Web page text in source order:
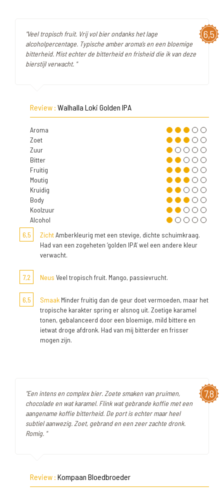
6,5
"Veel tropisch fruit. Vrij vol bier ondanks het lage
alcoholpercentage. Typische amber aroma’s en een bloemige
bitterheid. Mist echter de bitterheid en frisheid die ik van deze
bierstijl verwacht. "
Review : Walhalla Loki Golden IPA
Aroma
Zoet
Zuur
Bitter
Fruitig
Moutig
Kruidig
Body
Koolzuur
Alcohol
6,5
ZichtAmberkleurig met een stevige, dichte schuimkraag.
Had van een zogeheten ‘golden IPA’ wel een andere kleur
verwacht.
7,2 Neus Veel tropisch fruit. Mango, passievrucht.
6,5 Smaak Minder fruitig dan de geur doet vermoeden, maar het
tropische karakter spring er alsnog uit. Zoetige karamel
tonen, gebalanceerd door een bloemige, mild bittere en
ietwat droge afdronk. Had van mij bitterder en frisser
mogen zijn.
7,8
"Een intens en complex bier. Zoete smaken van pruimen,
chocolade en wat karamel. Flink wat gebrande koffie met een
aangename koffie bitterheid. De port is echter maar heel
subtiel aanwezig. Zoet, gebrand en een zeer zachte dronk.
Romig. "
Review : Kompaan Bloedbroeder